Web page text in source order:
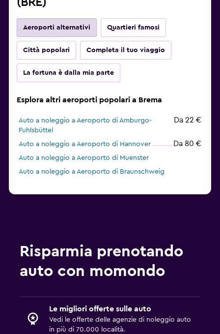
(BRE)
Aeroporti alternativi Quartieri famosi
Città popolari Completa il tuo viaggio
La fortuna è dalla mia parte
Esplora altri aeroporti popolari a Brema
Auto a noleggio a Aeroporto di Amburgo-
Fuhlsbüttel
Da 22 €
Auto a noleggio a Aeroporto di Hannover Da 80 €
Auto a noleggio a Aeroporto di Muenster
Auto a noleggio a Aeroporto di Braunschweig
Risparmia prenotando
auto con momondo
Le migliori offerte sulle auto
Vedi le offerte delle agenzie di noleggio auto
in più di 70.000 località.